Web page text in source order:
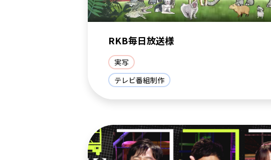
RKB毎日放送様
実写
テレビ番組制作